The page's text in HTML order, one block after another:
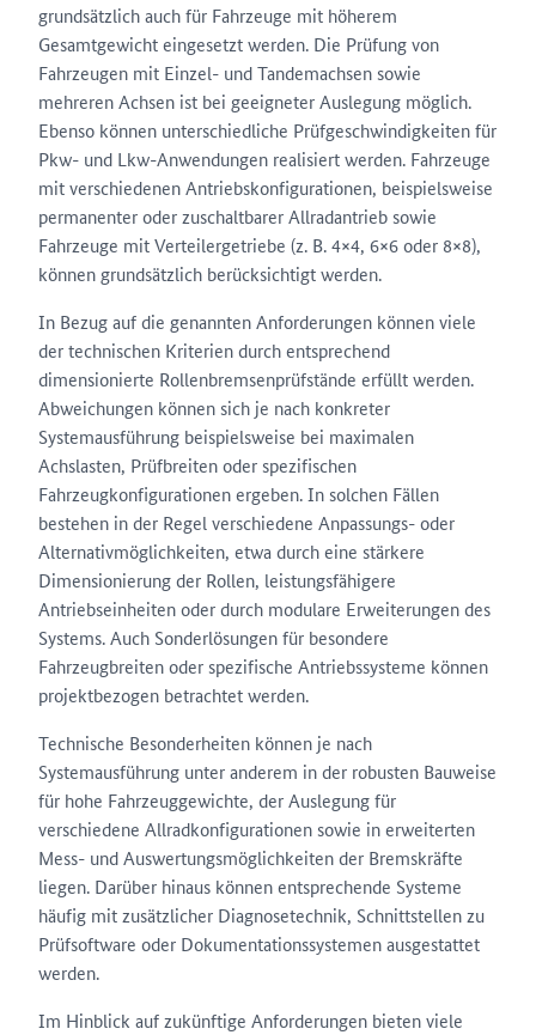
grundsätzlich auch für Fahrzeuge mit höherem
Gesamtgewicht eingesetzt werden. Die Prüfung von
Fahrzeugen mit Einzel- und Tandemachsen sowie
mehreren Achsen ist bei geeigneter Auslegung möglich.
Ebenso können unterschiedliche Prüfgeschwindigkeiten für
Pkw- und Lkw-Anwendungen realisiert werden. Fahrzeuge
mit verschiedenen Antriebskonfigurationen, beispielsweise
permanenter oder zuschaltbarer Allradantrieb sowie
Fahrzeuge mit Verteilergetriebe (z. B. 4×4, 6×6 oder 8×8),
können grundsätzlich berücksichtigt werden.
In Bezug auf die genannten Anforderungen können viele
der technischen Kriterien durch entsprechend
dimensionierte Rollenbremsenprüfstände erfüllt werden.
Abweichungen können sich je nach konkreter
Systemausführung beispielsweise bei maximalen
Achslasten, Prüfbreiten oder spezifischen
Fahrzeugkonfigurationen ergeben. In solchen Fällen
bestehen in der Regel verschiedene Anpassungs- oder
Alternativmöglichkeiten, etwa durch eine stärkere
Dimensionierung der Rollen, leistungsfähigere
Antriebseinheiten oder durch modulare Erweiterungen des
Systems. Auch Sonderlösungen für besondere
Fahrzeugbreiten oder spezifische Antriebssysteme können
projektbezogen betrachtet werden.
Technische Besonderheiten können je nach
Systemausführung unter anderem in der robusten Bauweise
für hohe Fahrzeuggewichte, der Auslegung für
verschiedene Allradkonfigurationen sowie in erweiterten
Mess- und Auswertungsmöglichkeiten der Bremskräfte
liegen. Darüber hinaus können entsprechende Systeme
häufig mit zusätzlicher Diagnosetechnik, Schnittstellen zu
Prüfsoftware oder Dokumentationssystemen ausgestattet
werden.
Im Hinblick auf zukünftige Anforderungen bieten viele